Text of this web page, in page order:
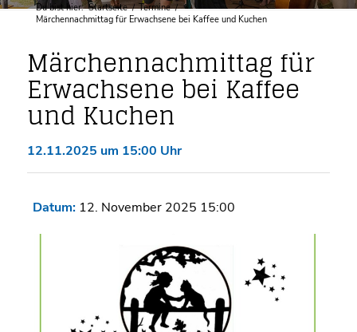
Du bist hier: Startseite / Termine /
Märchennachmittag für Erwachsene bei Kaffee und Kuchen
Märchennachmittag für
Erwachsene bei Kaffee
und Kuchen
12.11.2025 um 15:00 Uhr
Datum: 12. November 2025 15:00